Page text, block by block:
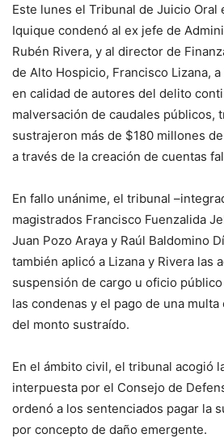
Este lunes el Tribunal de Juicio Oral
Iquique condenó al ex jefe de
Rubén Rivera, y al director de
de Alto Hospicio, Francisco Lizana,
en calidad de autores del delito
malversación de caudales públicos,
sustrajeron más de $180 millones
a través de la creación de cuentas
En fallo unánime, el tribunal
magistrados Francisco Fuenzalida
Juan Pozo Araya y Raúl Baldomino
también aplicó a Lizana y Rivera las
suspensión de cargo u oficio
las condenas y el pago de una
del monto sustraído.
En el ámbito civil, el tribunal acogió
interpuesta por el Consejo de
ordenó a los sentenciados pagar la
por concepto de daño emergente.